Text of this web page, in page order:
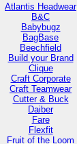
Atlantis Headwear
B&C
Babybugz
BagBase
Beechfield
Build your Brand
Clique
Craft Corporate
Craft Teamwear
Cutter & Buck
Daiber
Fare
Flexfit
Fruit of the Loom